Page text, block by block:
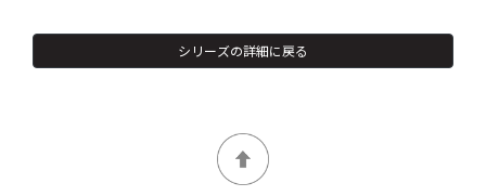
シリーズの詳細に戻る